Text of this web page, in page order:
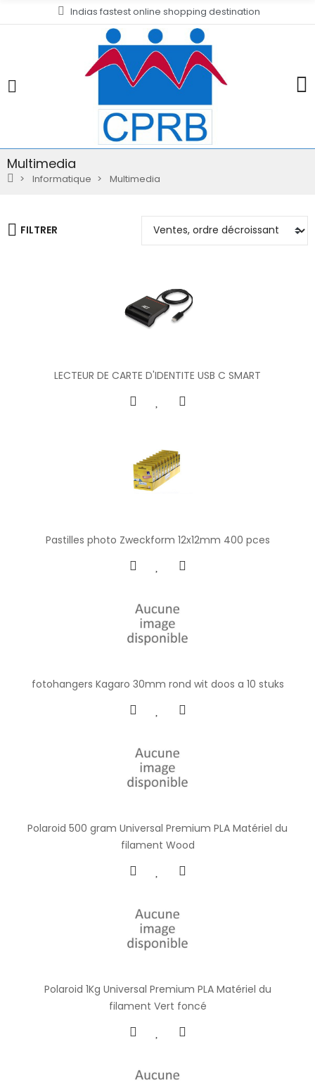
Indias fastest online shopping destination
Multimedia
Informatique Multimedia
FILTRER
LECTEUR DE CARTE D'IDENTITE USB C SMART
Pastilles photo Zweckform 12x12mm 400 pces
fotohangers Kagaro 30mm rond wit doos a 10 stuks
Polaroid 500 gram Universal Premium PLA Matériel du
filament Wood
Polaroid 1Kg Universal Premium PLA Matériel du
filament Vert foncé